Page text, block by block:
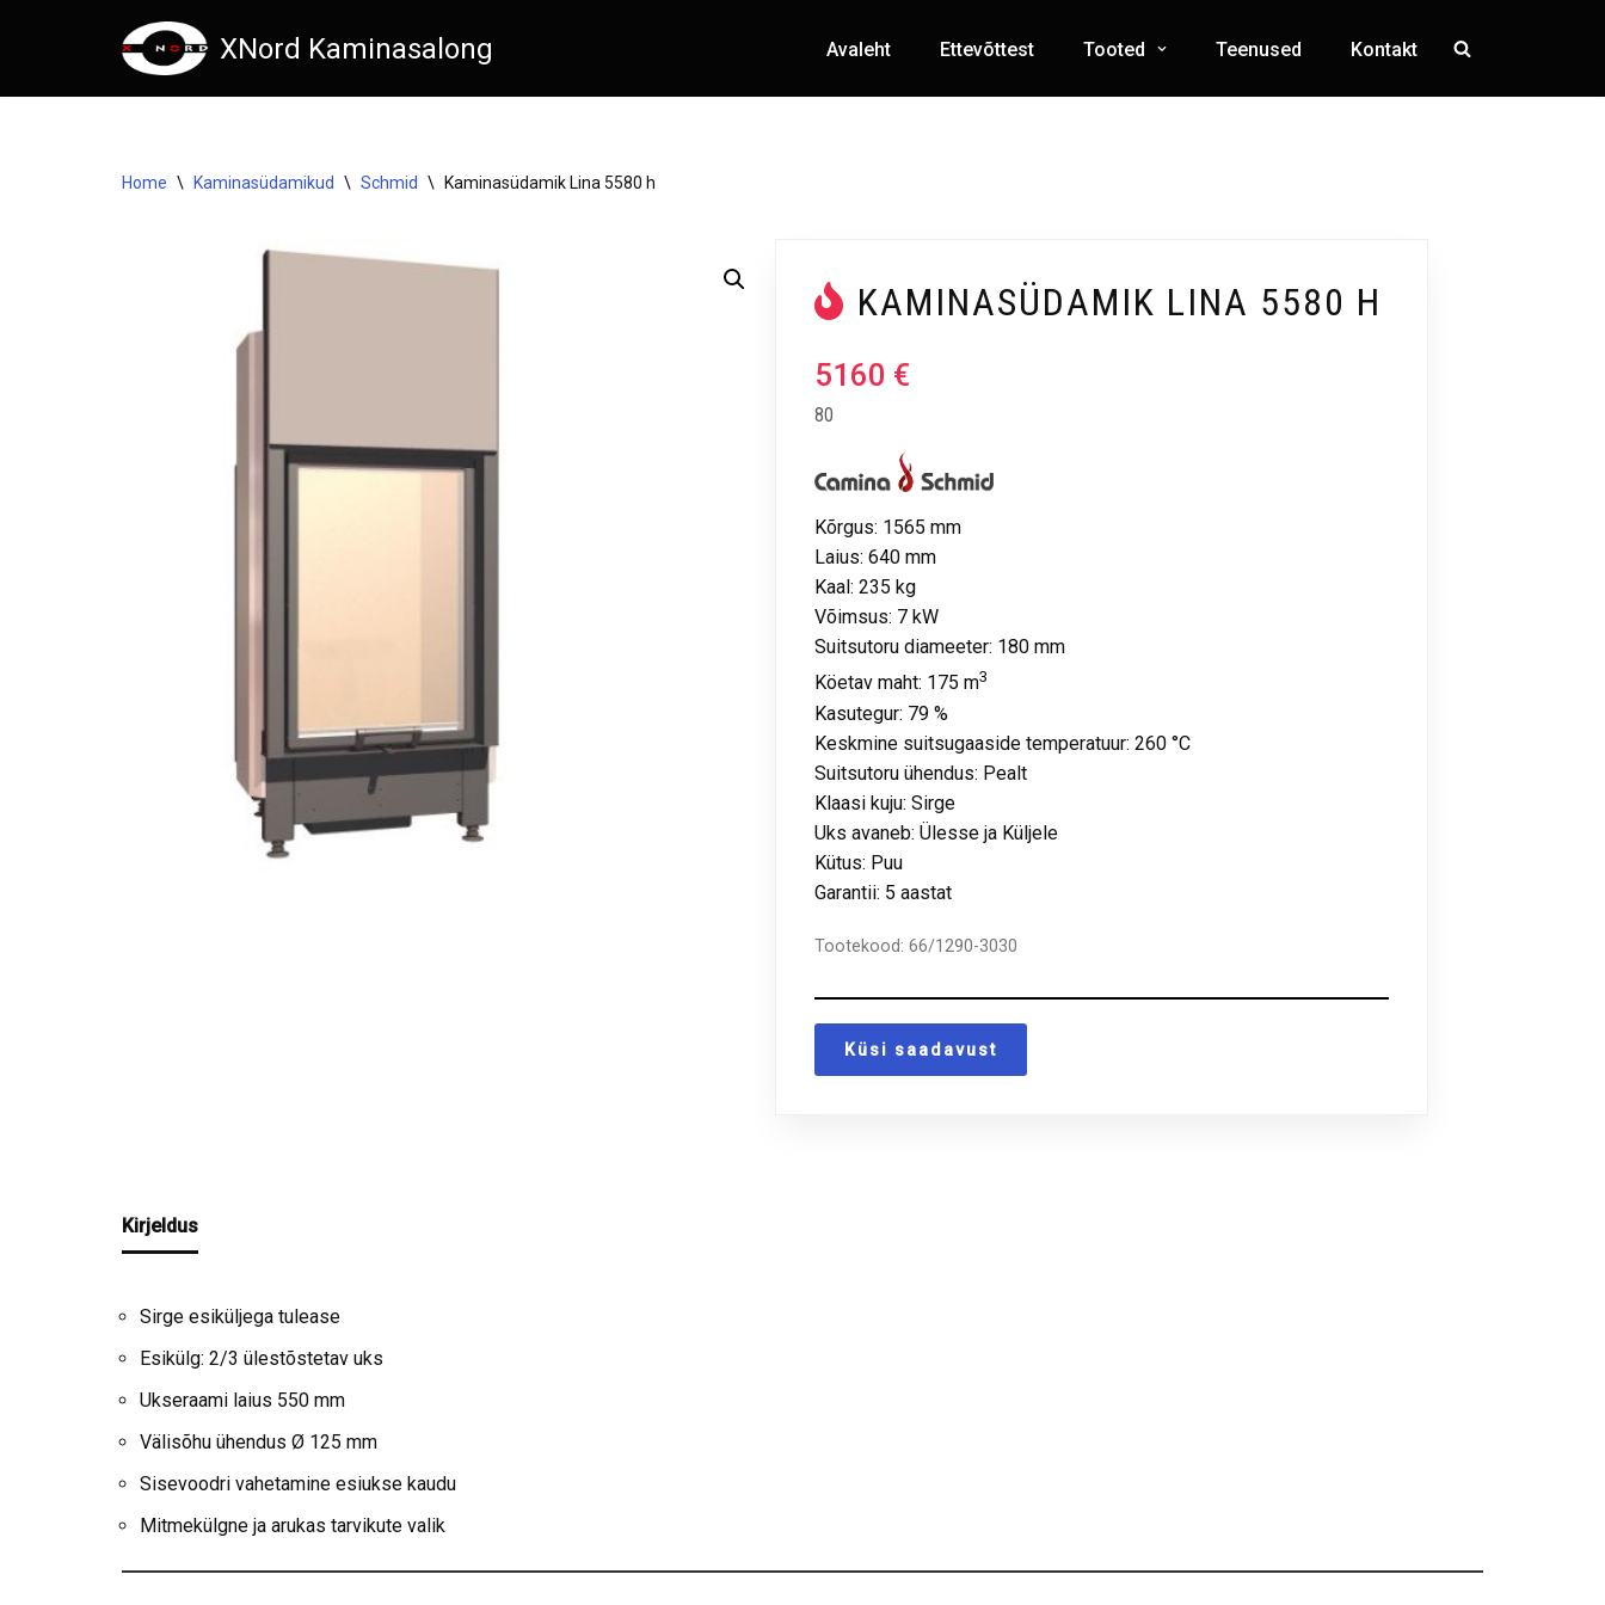
to
XNord Kaminasalong Avaleht Ettevõttest Tooted Teenused Kontakt
Home \ Kaminasüdamikud \ Schmid \ Kaminasüdamik Lina 5580 h
KAMINASÜDAMIK LINA 5580 H
5160 €
80
Kõrgus: 1565 mm
Laius: 640 mm
Kaal: 235 kg
Võimsus: 7 kW
Suitsutoru diameeter: 180 mm
Köetav maht: 175 m3
Kasutegur: 79 %
Keskmine suitsugaaside temperatuur: 260 °C
Suitsutoru ühendus: Pealt
Klaasi kuju: Sirge
Uks avaneb: Ülesse ja Küljele
Kütus: Puu
Garantii: 5 aastat
Tootekood:66/1290-3030
Küsi saadavust
Kirjeldus
Sirge esiküljega tulease
Esikülg: 2/3 ülestõstetav uks
Ukseraami laius 550 mm
Välisõhu ühendus Ø 125 mm
Sisevoodri vahetamine esiukse kaudu
Mitmekülgne ja arukas tarvikute valik